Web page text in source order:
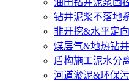
钻井泥浆不落地
非开挖&水平定
煤层气&地热钻
盾构施工泥水分
河道淤泥&环保